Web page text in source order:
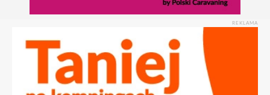
REKLAMA